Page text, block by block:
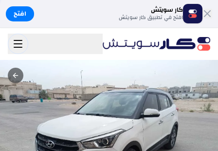
كار سويتش
افتح في تطبيق كار سويتش افتح